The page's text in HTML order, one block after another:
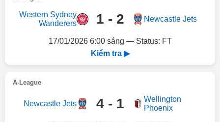
Western Sydney
Wanderers
1 - 2 Newcastle Jets
17/01/2026 6:00 sáng — Status: FT
Kiểm tra ▶
A-League
Newcastle Jets 4 - 1
Wellington
Phoenix